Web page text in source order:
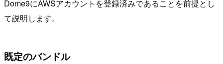
Dome9にAWSアカウントを登録済みであることを前提とし
て説明します。
既定のバンドル